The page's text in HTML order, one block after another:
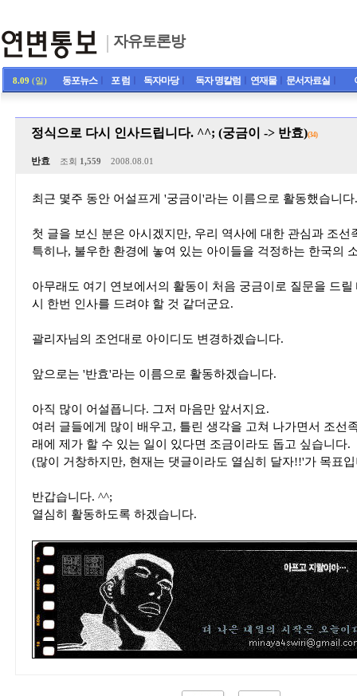
자유토론방
8.09 (일) 동포뉴스ㅣ 포 럼 독자마당ㅣ 독자 명칼럼 연재물ㅣ 문서자료실
정식으로 다시 인사드립니다. ^^; (궁금이 -> 반효)(34)
반효 조회 1,559 2008.08.01
최근 몇주 동안 어설프게 '궁금이'라는 이름으로 활동했습니다.
첫 글을 보신 분은 아시겠지만, 우리 역사에 대한 관심과 조선
특히나, 불우한 환경에 놓여 있는 아이들을 걱정하는 한국의
아무래도 여기 연보에서의 활동이 처음 궁금이로 질문을 드
시 한번 인사를 드려야 할 것 같더군요.
괄리자님의 조언대로 아이디도 변경하겠습니다.
앞으로는 '반효'라는 이름으로 활동하겠습니다.
아직 많이 어설픕니다. 그저 마음만 앞서지요.
여러 글들에게 많이 배우고, 틀린 생각을 고쳐 나가면서 조선
래에 제가 할 수 있는 일이 있다면 조금이라도 돕고 싶습니다.
(많이 거창하지만, 현재는 댓글이라도 열심히 달자!!'가 목표
반갑습니다. ^^;
열심히 활동하도록 하겠습니다.